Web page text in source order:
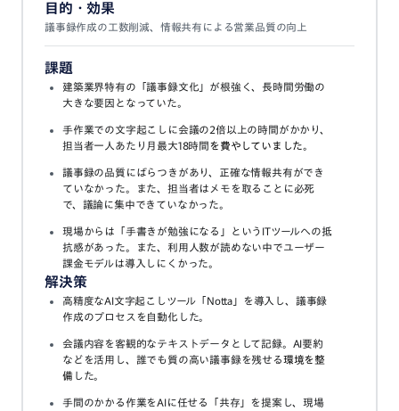
目的・効果
議事録作成の工数削減、情報共有による営業品質の向上
課題
建築業界特有の「議事録文化」が根強く、長時間労働の
大きな要因となっていた。
手作業での文字起こしに会議の2倍以上の時間がかかり、
担当者一人あたり月最大18時間を費やしていました 。
議事録の品質にばらつきがあり、正確な情報共有ができ
ていなかった。また、担当者はメモを取ることに必死
で、議論に集中できていなかった。
現場からは「手書きが勉強になる」というITツールへの抵
抗感があった。また、利用人数が読めない中でユーザー
課金モデルは導入しにくかった。
解決策
高精度なAI文字起こしツール「Notta」を導入し、議事録
作成のプロセスを自動化した。
会議内容を客観的なテキストデータとして記録。AI要約
などを活用し、誰でも質の高い議事録を残せる環境を整
備した。
手間のかかる作業をAIに任せる「共存」を提案し、現場